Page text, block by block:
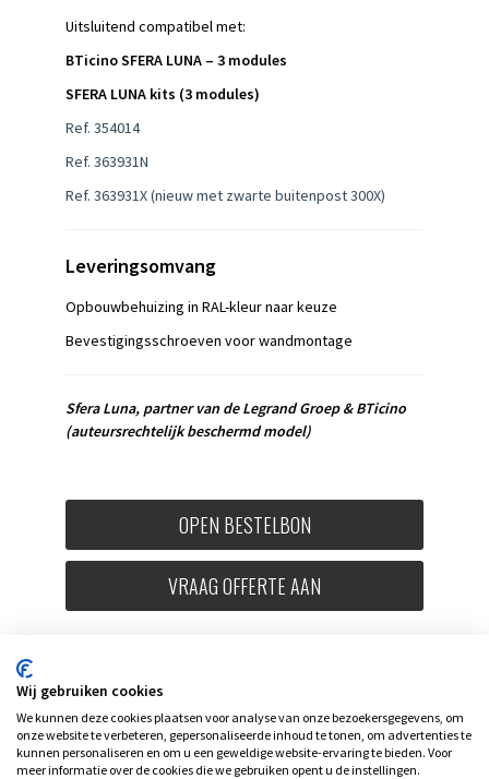
Uitsluitend compatibel met:
BTicino SFERA LUNA – 3 modules
SFERA LUNA kits (3 modules)
Ref. 354014
Ref. 363931N
Ref. 363931X (nieuw met zwarte buitenpost 300X)
Leveringsomvang
Opbouwbehuizing in RAL-kleur naar keuze
Bevestigingsschroeven voor wandmontage
Sfera Luna, partner van de Legrand Groep & BTicino
(auteursrechtelijk beschermd model)
OPEN BESTELBON
VRAAG OFFERTE AAN
Wij gebruiken cookies
We kunnen deze cookies plaatsen voor analyse van onze bezoekersgegevens, om
onze website te verbeteren, gepersonaliseerde inhoud te tonen, om advertenties te
kunnen personaliseren en om u een geweldige website-ervaring te bieden. Voor
meer informatie over de cookies die we gebruiken opent u de instellingen.